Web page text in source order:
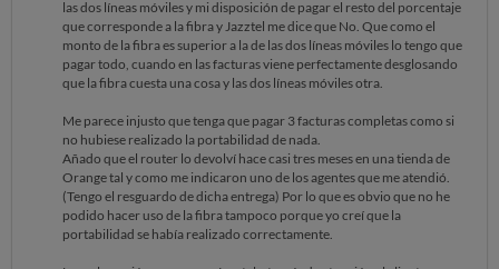
las dos líneas móviles y mi disposición de pagar el resto del porcentaje
que corresponde a la fibra y Jazztel me dice que No. Que como el
monto de la fibra es superior a la de las dos líneas móviles lo tengo que
pagar todo, cuando en las facturas viene perfectamente desglosando
que la fibra cuesta una cosa y las dos líneas móviles otra.
Me parece injusto que tenga que pagar 3 facturas completas como si
no hubiese realizado la portabilidad de nada.
Añado que el router lo devolví hace casi tres meses en una tienda de
Orange tal y como me indicaron uno de los agentes que me atendió.
(Tengo el resguardo de dicha entrega) Por lo que es obvio que no he
podido hacer uso de la fibra tampoco porque yo creí que la
portabilidad se había realizado correctamente.